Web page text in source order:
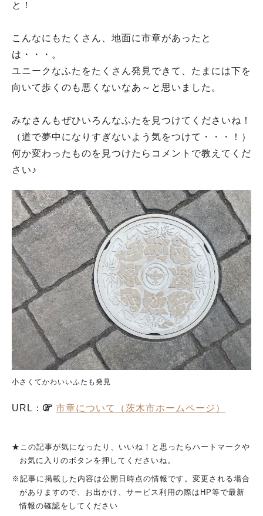
と！
こんなにもたくさん、地面に市章があったと
は・・・。
ユニークなふたをたくさん発見できて、たまには下を
向いて歩くのも悪くないなあ～と思いました。
みなさんもぜひいろんなふたを見つけてくださいね！
（道で夢中になりすぎないよう気をつけて・・・！）
何か変わったものを見つけたらコメントで教えてくだ
さい♪
小さくてかわいいふたも発見
URL： 市章について（茨木市ホームページ）
★この記事が気になったり、いいね！と思ったらハートマークや
お気に入りのボタンを押してくださいね。
※記事に掲載した内容は公開日時点の情報です。変更される場合
がありますので、お出かけ、サービス利用の際はHP等で最新
情報の確認をしてください